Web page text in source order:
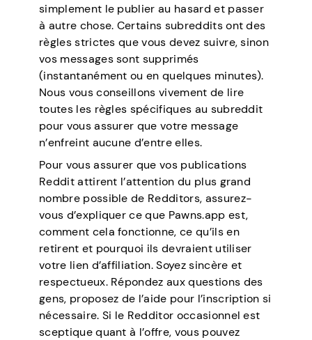
simplement le publier au hasard et passer
à autre chose. Certains subreddits ont des
règles strictes que vous devez suivre, sinon
vos messages sont supprimés
(instantanément ou en quelques minutes).
Nous vous conseillons vivement de lire
toutes les règles spécifiques au subreddit
pour vous assurer que votre message
n’enfreint aucune d’entre elles.
Pour vous assurer que vos publications
Reddit attirent l’attention du plus grand
nombre possible de Redditors, assurez-
vous d’expliquer ce que Pawns.app est,
comment cela fonctionne, ce qu’ils en
retirent et pourquoi ils devraient utiliser
votre lien d’affiliation. Soyez sincère et
respectueux. Répondez aux questions des
gens, proposez de l’aide pour l’inscription si
nécessaire. Si le Redditor occasionnel est
sceptique quant à l’offre, vous pouvez